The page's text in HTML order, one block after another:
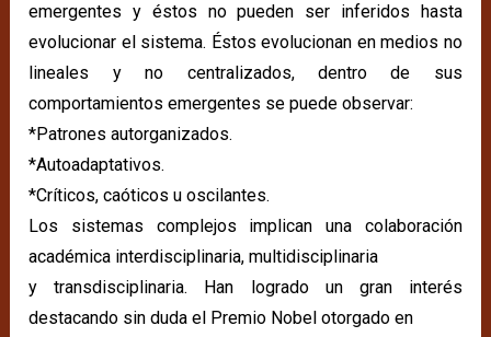
emergentes y éstos no pueden ser inferidos hasta
evolucionar el sistema. Éstos evolucionan en medios no
lineales y no centralizados, dentro de sus
comportamientos emergentes se puede observar:
*Patrones autorganizados.
*Autoadaptativos.
*Críticos, caóticos u oscilantes.
Los sistemas complejos implican una colaboración
académica interdisciplinaria, multidisciplinaria
y transdisciplinaria. Han logrado un gran interés
destacando sin duda el Premio Nobel otorgado en